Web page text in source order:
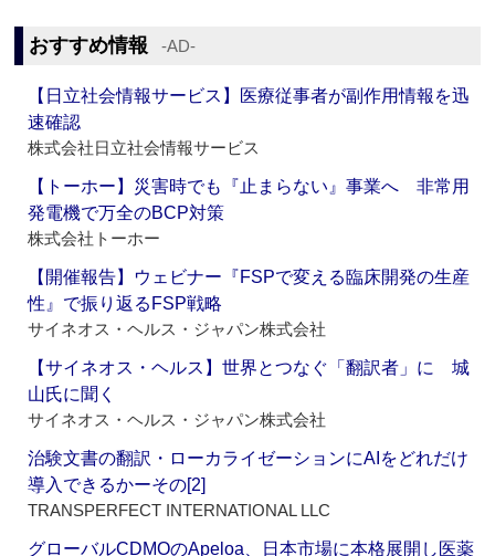
おすすめ情報 ‐AD‐
【日立社会情報サービス】医療従事者が副作用情報を迅
速確認
株式会社日立社会情報サービス
【トーホー】災害時でも『止まらない』事業へ 非常用
発電機で万全のBCP対策
株式会社トーホー
【開催報告】ウェビナー『FSPで変える臨床開発の生産
性』で振り返るFSP戦略
サイネオス・ヘルス・ジャパン株式会社
【サイネオス・ヘルス】世界とつなぐ「翻訳者」に 城
山氏に聞く
サイネオス・ヘルス・ジャパン株式会社
治験文書の翻訳・ローカライゼーションにAIをどれだけ
導入できるかーその[2]
TRANSPERFECT INTERNATIONAL LLC
グローバルCDMOのApeloa、日本市場に本格展開し医薬